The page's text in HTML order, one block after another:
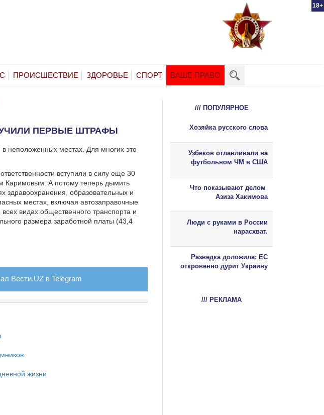
18+
ПРОИСШЕСТВИЕ ЗДОРОВЬЕ СПОРТ ВАШЕ ПРАВО
ПЕРВЫЕ ШТРАФЫ
неположенных местах. Для многих это
вступили в силу еще 30
Каримовым. А потому теперь дымить
здравоохранения, образовательных и
местах, включая автозаправочные
видах общественного транспорта и
размера заработной платы (43,4
Вести.UZ в Telegram
жизни
/// ПОПУЛЯРНОЕ
Хозяйка русского слова
Узбеков отлавливали на
футбольном ЧМ в США
Что показывают делом
Азиза Хакимова
Люди с руками в России
нарасхват.
Разведка доложила: ЕС
откровенно дурит Украину
/// РЕКЛАМА